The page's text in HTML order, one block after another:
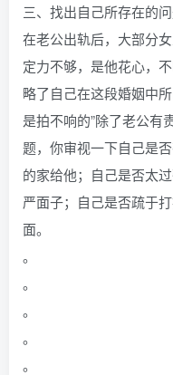
三、找出自己所存在的
在老公出轨后，大部分
定力不够，是他花心，
略了自己在这段婚姻中
是拍不响的”除了老公有
题，你审视一下自己是
的家给他；自己是否太
严面子；自己是否疏于
面。
。
。
。
。
。